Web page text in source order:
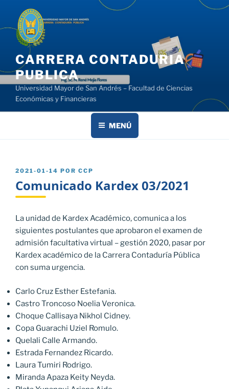
contenido
CARRERA CONTADURIA
PUBLICA
Universidad Mayor de San Andrés – Facultad de Ciencias
Económicas y Financieras
MENÚ
PUBLICADO
2021-01-14 POR CCP
Comunicado Kardex 03/2021
La unidad de Kardex Académico, comunica a los
siguientes postulantes que aprobaron el examen de
admisión facultativa virtual – gestión 2020, pasar por
Kardex académico de la Carrera Contaduría Pública
con suma urgencia.
Carlo Cruz Esther Estefania.
Castro Troncoso Noelia Veronica.
Choque Callisaya Nikhol Cidney.
Copa Guarachi Uziel Romulo.
Quelali Calle Armando.
Estrada Fernandez Ricardo.
Laura Tumiri Rodrigo.
Miranda Apaza Keity Neyda.